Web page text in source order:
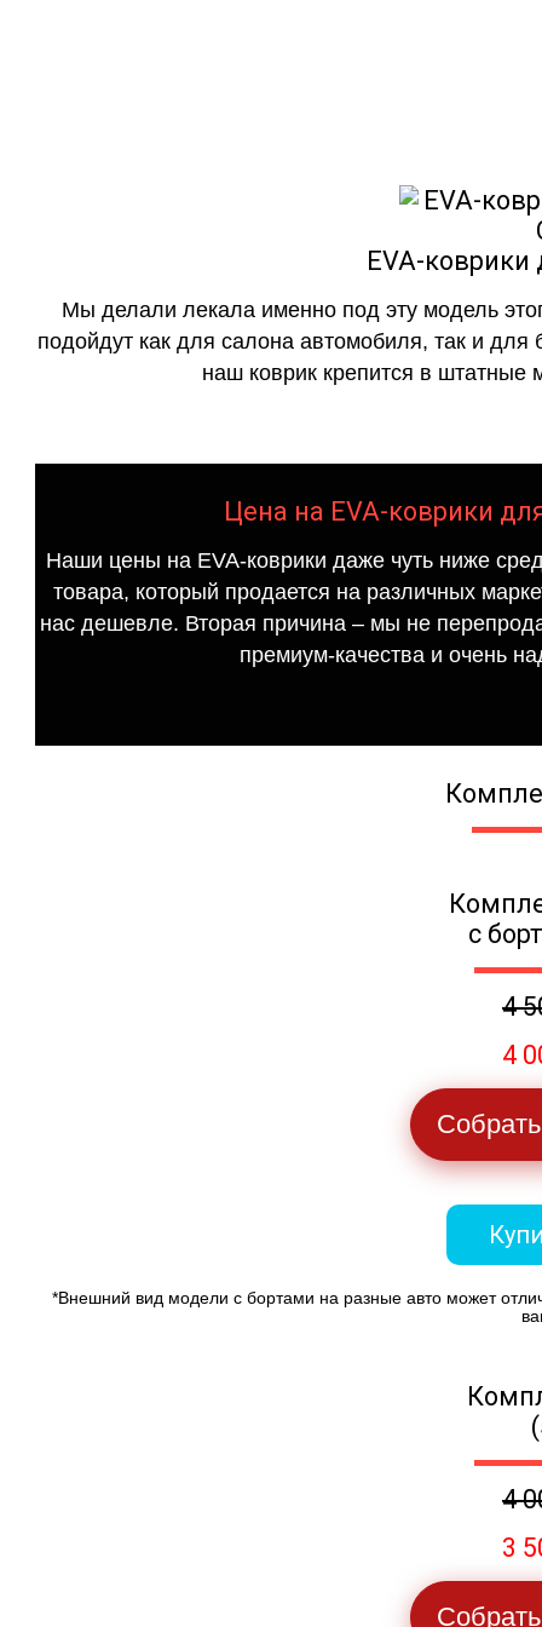
EVA-коврики
Мы делали лекала именно под эту модель
подойдут как для салона автомобиля, так и для
наш коврик крепится в штатные
Цена на EVA-коврики
Наши цены на EVA-коврики даже чуть ниже
товара, который продается на различных
нас дешевле. Вторая причина – мы не
премиум-качества и очень
с
4
4
*Внешний вид модели с бортами на разные авто может
4
3